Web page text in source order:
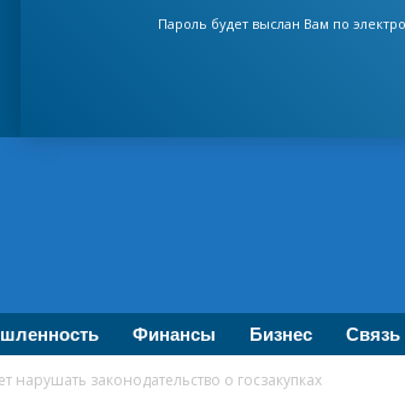
Пароль будет выслан Вам по
Финансы Бизнес Связь
законодательство о госзакупках